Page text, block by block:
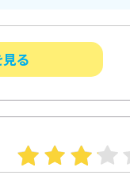
る